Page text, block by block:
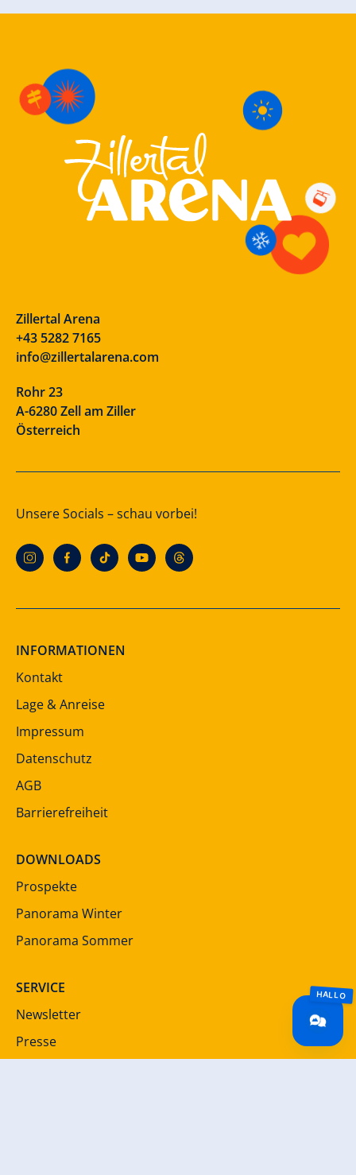
Zillertal Arena
+43 5282 7165
info@zillertalarena.com
Rohr 23
A-6280 Zell am Ziller
Österreich
Unsere Socials – schau vorbei!
INFORMATIONEN
Kontakt
Lage & Anreise
Impressum
Datenschutz
AGB
Barrierefreiheit
DOWNLOADS
Prospekte
Panorama Winter
Panorama Sommer
SERVICE
Newsletter
Presse